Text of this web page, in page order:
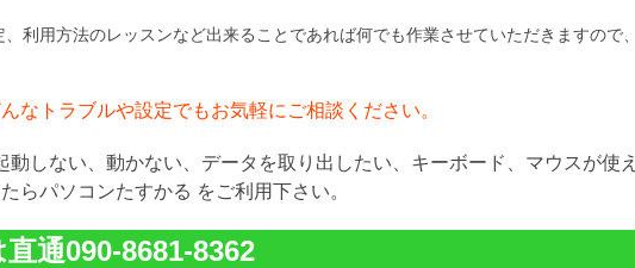
利用方法のレッスンなど出来ることであれば何でも作業させていただきますので、
なトラブルや設定でもお気軽にご相談ください。
しない、動かない、データを取り出したい、キーボード、マウスが使え
らパソコンたすかる をご利用下さい。
通090-8681-8362